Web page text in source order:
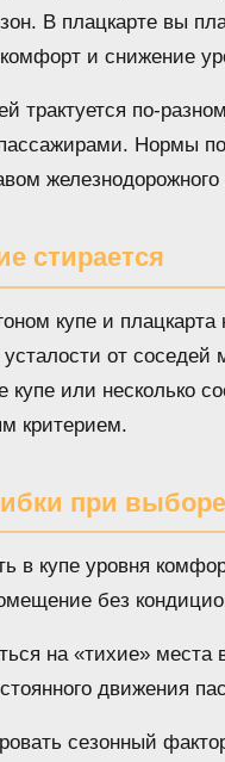
В плацкарте вы
и снижение
трактуется по-
Нормы
железнодорожного
стирается
купе и
усталости от
или несколько
критерием.
при выборе
в купе уровня
без
на «тихие»
движения
сезонный